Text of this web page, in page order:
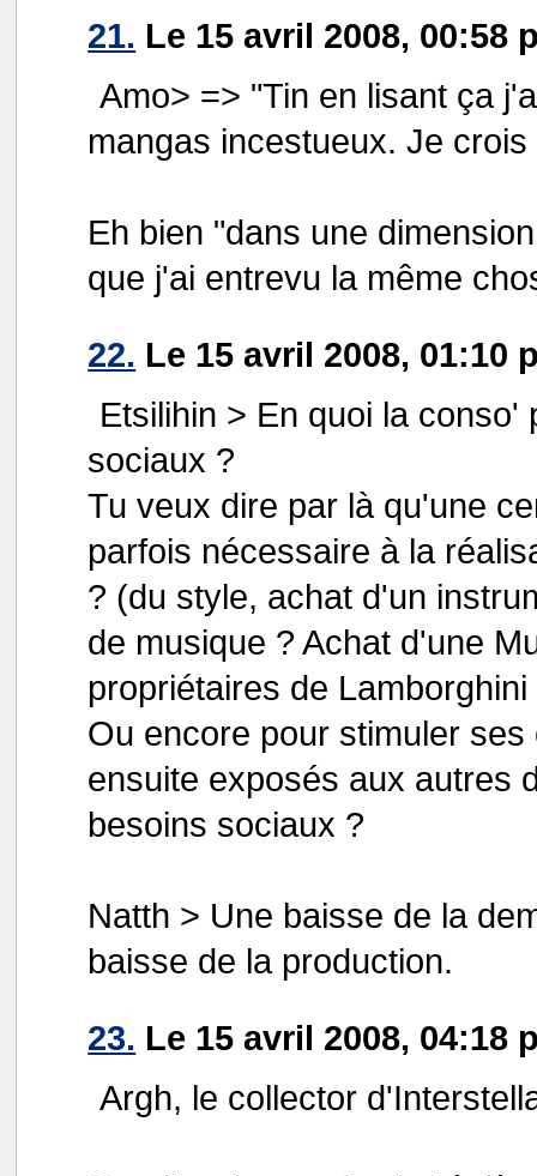
21. Le 15 avril 2008, 00:58
Amo> => "Tin en lisant ça
mangas incestueux. Je
Eh bien "dans une
que j'ai entrevu la même
22. Le 15 avril 2008, 01:10
Etsilihin > En quoi la
sociaux ?
Tu veux dire par là qu'une
parfois nécessaire à la
? (du style, achat d'un
de musique ? Achat d'une
propriétaires de Lamborghini
Ou encore pour stimuler
ensuite exposés aux autres
besoins sociaux ?
Natth > Une baisse de la
baisse de la production.
23. Le 15 avril 2008, 04:18
Argh, le collector